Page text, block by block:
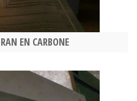
EN CARBONE